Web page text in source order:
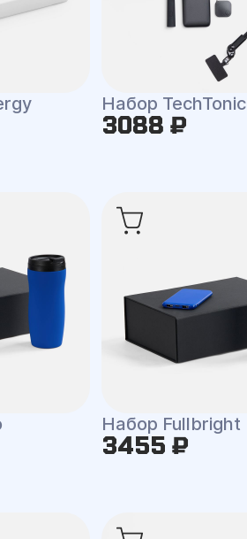
Набор TechTonic
3088 ₽
Набор Fullbright
3455 ₽